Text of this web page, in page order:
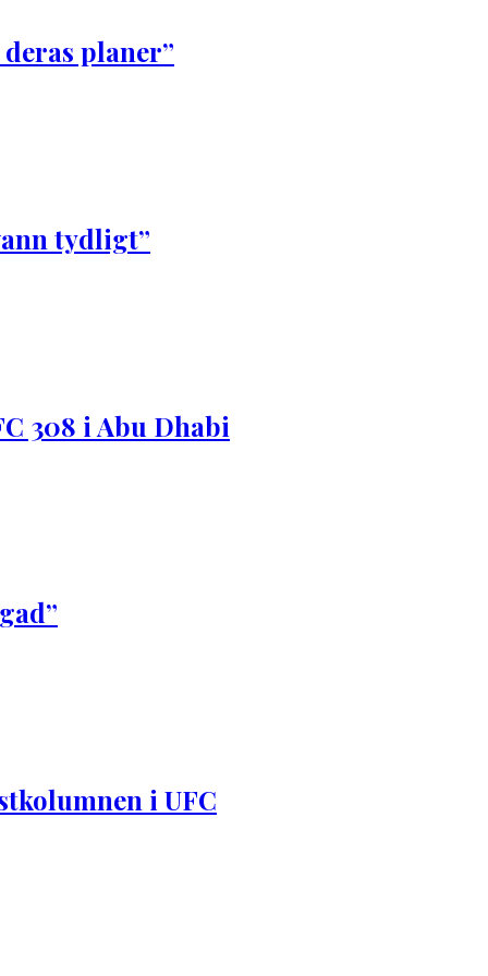
planer”
tydligt”
308 i Abu Dhabi
i UFC